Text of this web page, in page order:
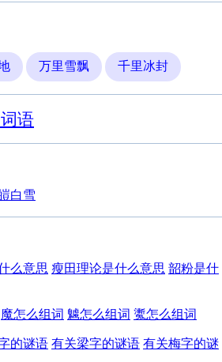
万里雪飘 千里冰封
语
白雪
么意思 瘦田理论是什么意思 韶粉是什
魔怎么组词 魖怎么组词 魙怎么组词
的谜语 有关梁字的谜语 有关梅字的谜